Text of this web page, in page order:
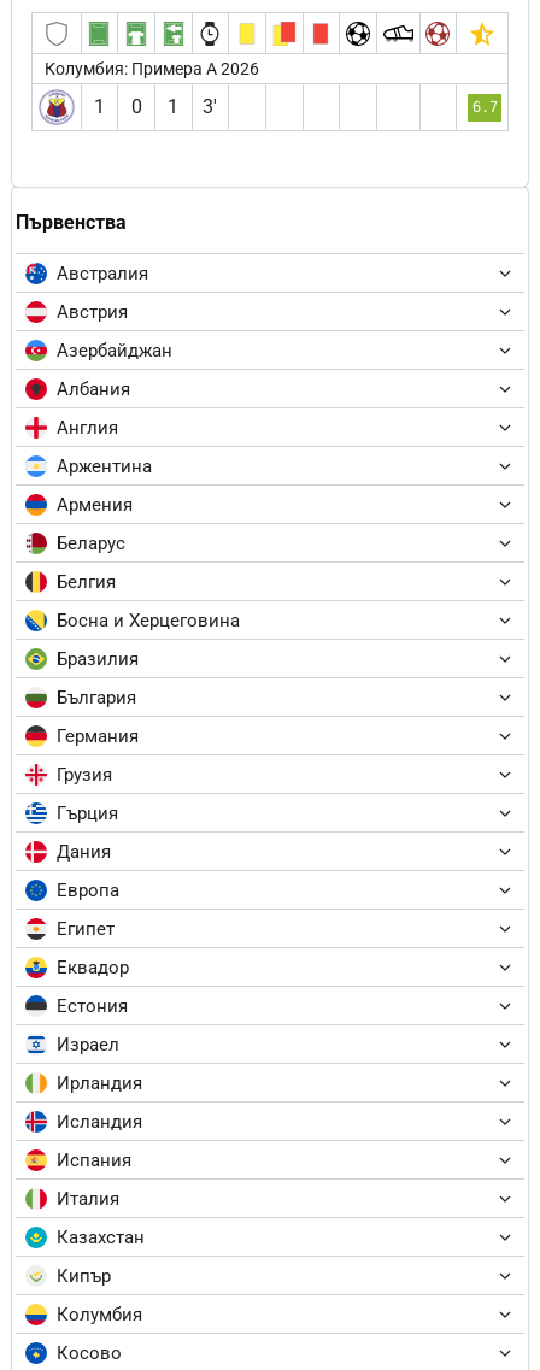
Първенства
Австралия
Австрия
Азербайджан
Албания
Англия
Аржентина
Армения
Беларус
Белгия
Босна и Херцеговина
Бразилия
България
Германия
Грузия
Гърция
Дания
Европа
Египет
Еквадор
Естония
Израел
Ирландия
Исландия
Испания
Италия
Казахстан
Кипър
Колумбия
Косово
Колумбия: Примера А 2026
1 0 1 3′ 6.7